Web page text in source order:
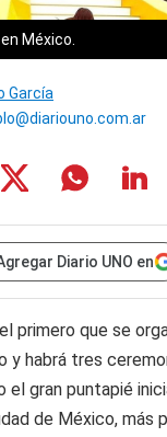
México.
García
Diario UNO en
primero que se
y habrá tres
el gran puntapié
de México, más